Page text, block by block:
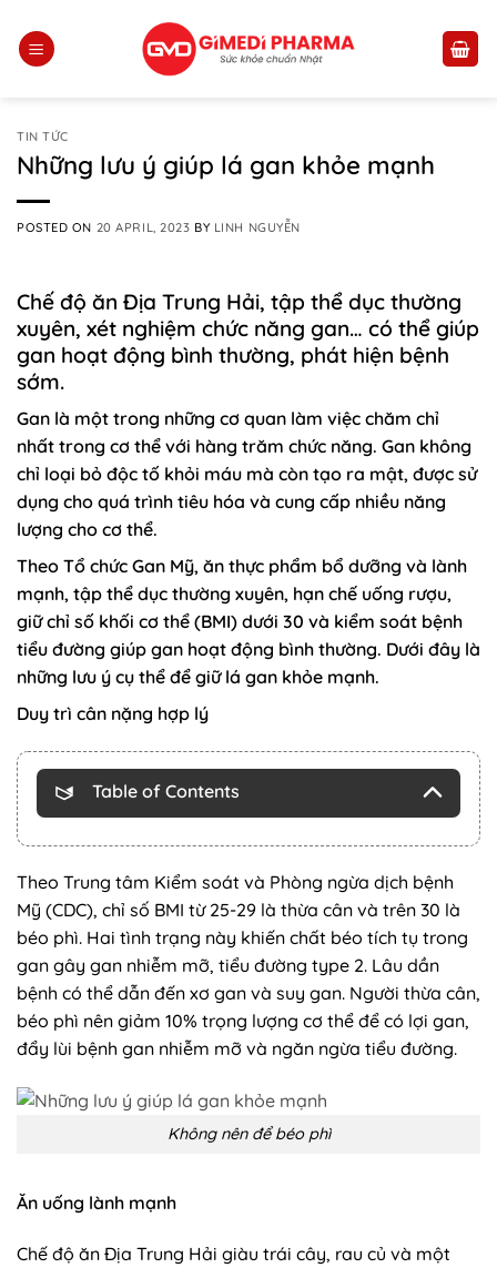
content
TIN TỨC
Những lưu ý giúp lá gan khỏe mạnh
POSTED ON 20 APRIL, 2023 BY LINH NGUYỄN
Chế độ ăn Địa Trung Hải, tập thể dục thường
xuyên, xét nghiệm chức năng gan… có thể giúp
gan hoạt động bình thường, phát hiện bệnh
sớm.
Gan là một trong những cơ quan làm việc chăm chỉ
nhất trong cơ thể với hàng trăm chức năng. Gan không
chỉ loại bỏ độc tố khỏi máu mà còn tạo ra mật, được sử
dụng cho quá trình tiêu hóa và cung cấp nhiều năng
lượng cho cơ thể.
Theo Tổ chức Gan Mỹ, ăn thực phẩm bổ dưỡng và lành
mạnh, tập thể dục thường xuyên, hạn chế uống rượu,
giữ chỉ số khối cơ thể (BMI) dưới 30 và kiểm soát bệnh
tiểu đường giúp gan hoạt động bình thường. Dưới đây là
những lưu ý cụ thể để giữ lá gan khỏe mạnh.
Duy trì cân nặng hợp lý
Table of Contents
Theo Trung tâm Kiểm soát và Phòng ngừa dịch bệnh
Mỹ (CDC), chỉ số BMI từ 25-29 là thừa cân và trên 30 là
béo phì. Hai tình trạng này khiến chất béo tích tụ trong
gan gây gan nhiễm mỡ, tiểu đường type 2. Lâu dần
bệnh có thể dẫn đến xơ gan và suy gan. Người thừa cân,
béo phì nên giảm 10% trọng lượng cơ thể để có lợi gan,
đẩy lùi bệnh gan nhiễm mỡ và ngăn ngừa tiểu đường.
Không nên để béo phì
Ăn uống lành mạnh
Chế độ ăn Địa Trung Hải giàu trái cây, rau củ và một